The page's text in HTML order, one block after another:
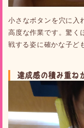
小さなボタンを穴に入
高度な作業です。驚く
戦する姿に確かな子ど
達成感の積み重ね